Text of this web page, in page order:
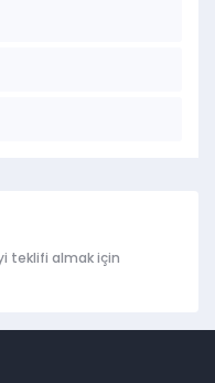
teklifi almak için